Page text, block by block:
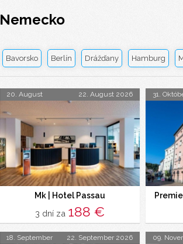
Nemecko
Bavorsko Berlín Drážďany Hamburg
20. August 22. August 2026
Mk | Hotel Passau
3 dní za 188 €
31.
18. September 22. September 2026 09.